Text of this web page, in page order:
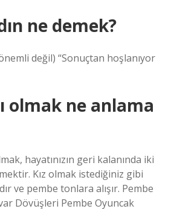
ne demek?
değil) “Sonuçtan hoşlanıyor
olmak ne anlama
hayatınızın geri kalanında iki
Kız olmak istediğiniz gibi
ve pembe tonlara alışır. Pembe
Dövüşleri Pembe Oyuncak